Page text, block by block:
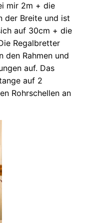
mir 2m + die
der Breite und ist
auf 30cm + die
Regalbretter
den Rahmen und
auf. Das
auf 2
Rohrschellen an